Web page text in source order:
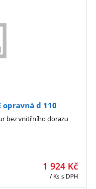
opravná d 110
1 924 Kč
/ Kss DPH
bez vnitřního dorazu